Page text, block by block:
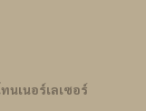
เนอร์เลเซอร์